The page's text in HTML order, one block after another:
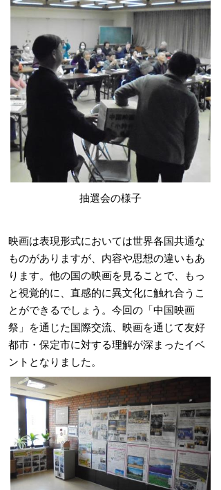
抽選会の様子
映画は表現形式においては世界各国共通な
ものがありますが、内容や思想の違いもあ
ります。他の国の映画を見ることで、もっ
と視覚的に、直感的に異文化に触れ合うこ
とができるでしょう。今回の「中国映画
祭」を通じた国際交流、映画を通じて友好
都市・保定市に対する理解が深まったイベ
ントとなりました。